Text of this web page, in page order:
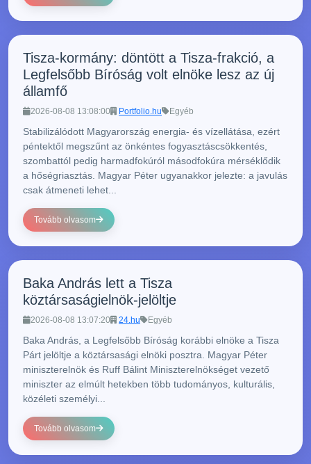
Tisza-kormány: döntött a Tisza-frakció, a
Legfelsőbb Bíróság volt elnöke lesz az új
államfő
2026-08-08 13:08:00 Portfolio.hu Egyéb
Stabilizálódott Magyarország energia- és vízellátása, ezért
péntektől megszűnt az önkéntes fogyasztáscsökkentés,
szombattól pedig harmadfokúról másodfokúra mérséklődik
a hőségriasztás. Magyar Péter ugyanakkor jelezte: a javulás
csak átmeneti lehet...
Tovább olvasom
Baka András lett a Tisza
köztársaságielnök-jelöltje
2026-08-08 13:07:20 24.hu Egyéb
Baka András, a Legfelsőbb Bíróság korábbi elnöke a Tisza
Párt jelöltje a köztársasági elnöki posztra. Magyar Péter
miniszterelnök és Ruff Bálint Miniszterelnökséget vezető
miniszter az elmúlt hetekben több tudományos, kulturális,
közéleti személyi...
Tovább olvasom